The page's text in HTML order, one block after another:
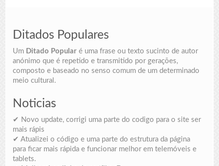
Ditados Populares
Um Ditado Popular é uma frase ou texto sucinto de autor
anónimo que é repetido e transmitido por gerações,
composto e baseado no senso comum de um determinado
meio cultural.
Noticias
✔ Novo update, corrigi uma parte do codigo para o site ser
mais rápis
✔ Atualizei o código e uma parte do estrutura da página
para ficar mais rápida e funcionar melhor em telemóveis e
tablets.